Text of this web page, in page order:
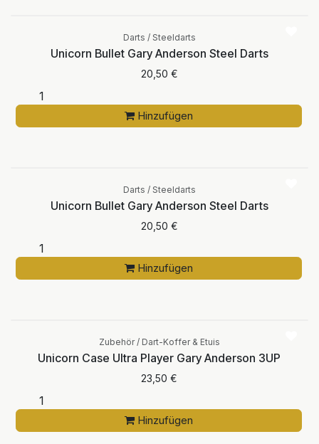
Darts / Steeldarts
Unicorn Bullet Gary Anderson Steel Darts
20,50 €
Hinzufügen
Darts / Steeldarts
Unicorn Bullet Gary Anderson Steel Darts
20,50 €
Hinzufügen
Zubehör / Dart-Koffer & Etuis
Unicorn Case Ultra Player Gary Anderson 3UP
23,50 €
Hinzufügen